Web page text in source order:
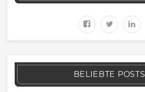
BELIEBTE POSTS